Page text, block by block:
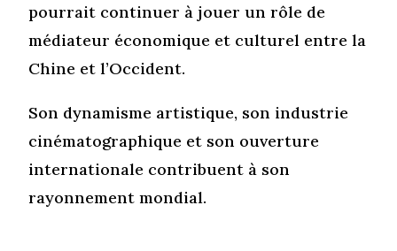
pourrait continuer à jouer un rôle de
médiateur économique et culturel entre la
Chine et l’Occident.
Son dynamisme artistique, son industrie
cinématographique et son ouverture
internationale contribuent à son
rayonnement mondial.